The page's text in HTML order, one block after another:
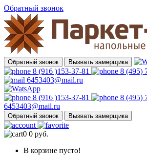
Обратный звонок
Обратный звонок Вызвать замерщика
8 (916 )153-37-81
8 (495)
6453403@mail.ru
8 (916 )153-37-81
8 (495)
6453403@mail.ru
Обратный звонок Вызвать замерщика
0 0 руб.
В корзине пусто!